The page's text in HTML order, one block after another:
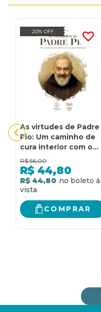
20% OFF
As virtudes de Padre
Pio: Um caminho de
cura interior com o
Santo de Pietrelcina
R$ 56,00
R$ 44,80
R$ 44,80
COMPRAR